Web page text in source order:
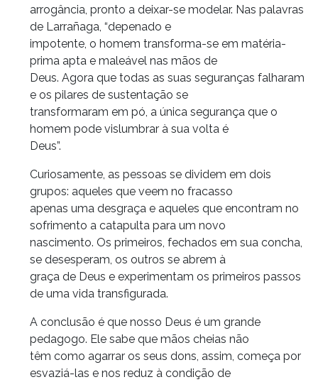
arrogância, pronto a deixar-se modelar. Nas palavras
de Larrañaga, “depenado e
impotente, o homem transforma-se em matéria-
prima apta e maleável nas mãos de
Deus. Agora que todas as suas seguranças falharam
e os pilares de sustentação se
transformaram em pó, a única segurança que o
homem pode vislumbrar à sua volta é
Deus”.
Curiosamente, as pessoas se dividem em dois
grupos: aqueles que veem no fracasso
apenas uma desgraça e aqueles que encontram no
sofrimento a catapulta para um novo
nascimento. Os primeiros, fechados em sua concha,
se desesperam, os outros se abrem à
graça de Deus e experimentam os primeiros passos
de uma vida transfigurada.
A conclusão é que nosso Deus é um grande
pedagogo. Ele sabe que mãos cheias não
têm como agarrar os seus dons, assim, começa por
esvaziá-las e nos reduz à condição de